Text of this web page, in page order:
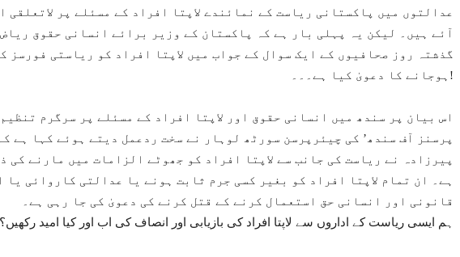
عدالتوں میں پاکستانی ریاست کے نمائندے لاپتا افراد کے مسئلے پر لاتعلقی
آئے ہیں۔ لیکن یہ پہلی بار ہے کہ پاکستان کے وزیر برائے انسانی حقوق
گذشتہ روز صحافیوں کے ایک سوال کے جواب میں لاپتا افراد کو ریاستی فورسز
ہوجانے کا دعویٰ کیا ہے۔۔۔!
اس بیان پر سندھ میں انسانی حقوق اور لاپتا افراد کے مسئلے پر سرگرم
پرسنز آف سندھ’ کی چیئرپرسن سورٹھ لوہار نے سخت ردعمل دیتے ہوئے کہا ہے
پیرزادہ نے ریاست کی جانب سے لاپتا افراد کو جھوٹے الزامات میں مارنے کی
ہے۔ ان تمام لاپتا افراد کو بغیر کسی جرم ثابت ہونے یا عدالتی کاروائی یا
قانونی اور انسانی حق استعمال کرنے کے قتل کرنے کی دعویٰ کی جا رہی ہے۔
ہم ایسی ریاست کے اداروں سے لاپتا افراد کی بازیابی اور انصاف کی اب اور کیا امید رکھیں؟